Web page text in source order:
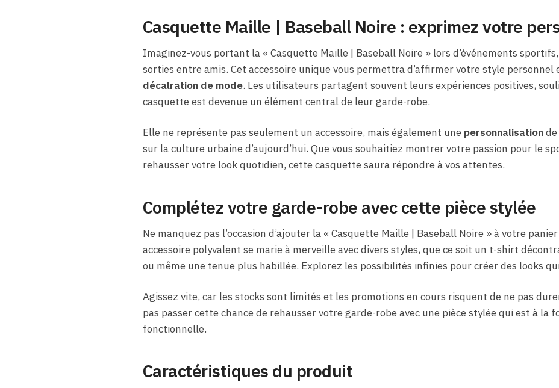
Casquette Maille | Baseball Noire : exprimez votre
Imaginez-vous portant la « Casquette Maille | Baseball Noire » lors d’événements
sorties entre amis. Cet accessoire unique vous permettra d’affirmer votre style
décalration de mode. Les utilisateurs partagent souvent leurs expériences positives,
casquette est devenue un élément central de leur garde-robe.
Elle ne représente pas seulement un accessoire, mais également une personnalisationde
sur la culture urbaine d’aujourd’hui. Que vous souhaitiez montrer votre passion pour le
rehausser votre look quotidien, cette casquette saura répondre à vos attentes.
Complétez votre garde-robe avec cette pièce stylée
Ne manquez pas l’occasion d’ajouter la « Casquette Maille | Baseball Noire » à votre
accessoire polyvalent se marie à merveille avec divers styles, que ce soit un t-shirt
ou même une tenue plus habillée. Explorez les possibilités infinies pour créer des looks
Agissez vite, car les stocks sont limités et les promotions en cours risquent de ne pas
pas passer cette chance de rehausser votre garde-robe avec une pièce stylée qui est à la
fonctionnelle.
Caractéristiques du produit